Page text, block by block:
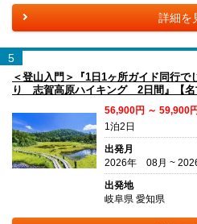
詳細を
5
＜登山入門＞『1日1ヶ所ガイド同行
り 志賀高原ハイキング 2日間』【名
56,900円 ～ 59,900円
1泊2日
出発月
2026年 08月 ~
出発地
岐阜県 愛知県